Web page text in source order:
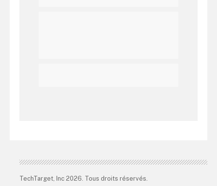
TechTarget, Inc 2026. Tous droits réservés.